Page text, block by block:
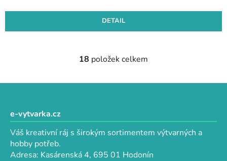
DETAIL
O
l
a
c
p
18 položek celkem
e-vytvarka.cz
Váš kreativní ráj s širokým sortimentem výtvarných a
hobby potřeb.
Adresa: Kasárenská 4, 695 01 Hodonín